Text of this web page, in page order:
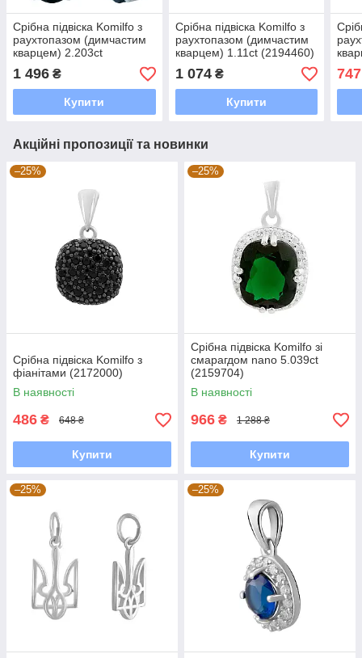
Срібна підвіска Komilfo з
раухтопазом (димчастим
кварцем) 2.203ct
(1912515)
1 496 ₴
Купити
Срібна підвіска Komilfo з
раухтопазом (димчастим
кварцем) 1.11ct (2194460)
1 074₴
Купити
Акційні пропозиції та новинки
–25%
Срібна підвіска Komilfo з
фіанітами (2172000)
В наявності
486 ₴ 648 ₴
Купити
–25%
Срібна підвіска Komilfo зі
смарагдом nano 5.039ct
(2159704)
В наявності
966 ₴ 1 288 ₴
Купити
–25% –25%